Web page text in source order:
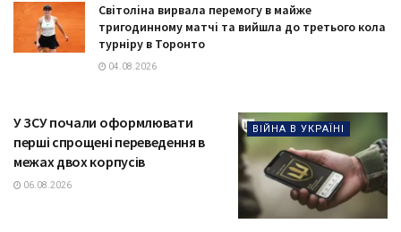
Світоліна вирвала перемогу в майже
тригодинному матчі та вийшла до третього кола
турніру в Торонто
04.08.2026
ВІЙНА В УКРАЇНІ
У ЗСУ почали оформлювати
перші спрощені переведення в
межах двох корпусів
06.08.2026